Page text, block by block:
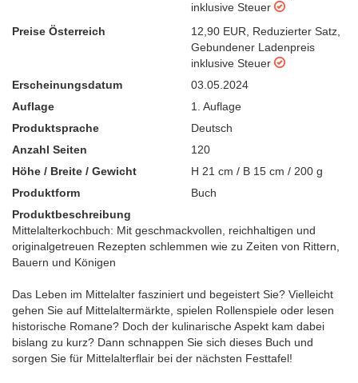
inklusive Steuer
Preise Österreich
12,90 EUR Reduzierter Satz
Gebundener Ladenpreis
inklusive Steuer
Erscheinungsdatum
03.05.2024
Auflage
1. Auflage
Produktsprache
Deutsch
Anzahl Seiten
120
Höhe / Breite / Gewicht
H 21 cm / B 15 cm / 200 g
Produktform
Buch
Produktbeschreibung
Mittelalterkochbuch: Mit geschmackvollen, reichhaltigen und
originalgetreuen Rezepten schlemmen wie zu Zeiten von Rittern,
Bauern und Königen
Das Leben im Mittelalter fasziniert und begeistert Sie? Vielleicht
gehen Sie auf Mittelaltermärkte, spielen Rollenspiele oder lesen
historische Romane? Doch der kulinarische Aspekt kam dabei
bislang zu kurz? Dann schnappen Sie sich dieses Buch und
sorgen Sie für Mittelalterflair bei der nächsten Festtafel!